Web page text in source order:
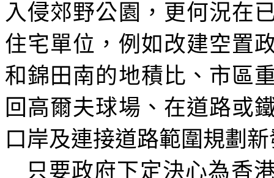
入侵郊野公園，更何況在
住宅單位，例如改建空置
和錦田南的地積比、市區
回高爾夫球場、在道路或
口岸及連接道路範圍規劃
只要政府下定決心為香